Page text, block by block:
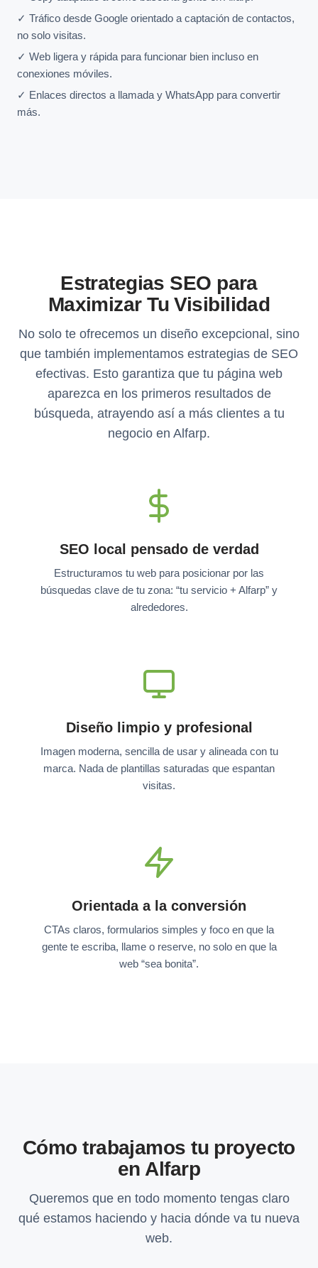
✓ Tráfico desde Google orientado a captación de contactos,
no solo visitas.
✓ Web ligera y rápida para funcionar bien incluso en
conexiones móviles.
✓ Enlaces directos a llamada y WhatsApp para convertir
más.
Estrategias SEO para
Maximizar Tu Visibilidad
No solo te ofrecemos un diseño excepcional, sino
que también implementamos estrategias de SEO
efectivas. Esto garantiza que tu página web
aparezca en los primeros resultados de
búsqueda, atrayendo así a más clientes a tu
negocio en Alfarp.
SEO local pensado de verdad
Estructuramos tu web para posicionar por las
búsquedas clave de tu zona: “tu servicio + Alfarp” y
alrededores.
Diseño limpio y profesional
Imagen moderna, sencilla de usar y alineada con tu
marca. Nada de plantillas saturadas que espantan
visitas.
Orientada a la conversión
CTAs claros, formularios simples y foco en que la
gente te escriba, llame o reserve, no solo en que la
web “sea bonita”.
Cómo trabajamos tu proyecto
en Alfarp
Queremos que en todo momento tengas claro
qué estamos haciendo y hacia dónde va tu nueva
web.